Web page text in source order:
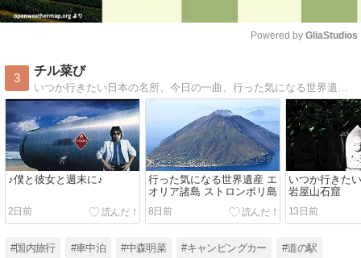
Powered by GliaStudios
3
チル菜び
いつか行きたい日本の名所、今日の一曲、行った気になる世界遺産、車中泊旅行ネタ、などを自分勝手に書き綴ってます
♪僕と彼女と週末に♪
2日前
行った気になる世界遺産 エ
オリア諸島 ストロンボリ島
8日前
いつか行きた
岩屋山石窟
13日前
#国内旅行 #車中泊 #中森明菜 #キャンピングカー #道の駅